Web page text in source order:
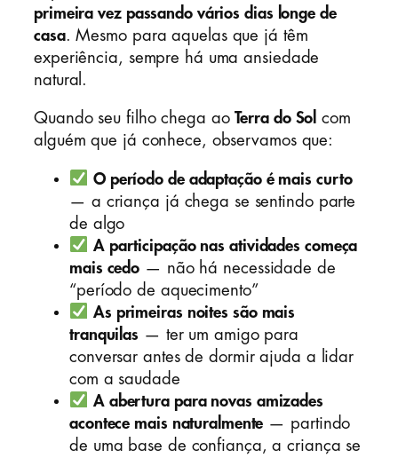
primeira vez passando vários dias longe de
casa. Mesmo para aquelas que já têm
experiência, sempre há uma ansiedade
natural.
Quando seu filho chega aoTerra do Sol com
alguém que já conhece, observamos que:
O período de adaptação é mais curto
— a criança já chega se sentindo parte
de algo
A participação nas atividades começa
mais cedo — não há necessidade de
“período de aquecimento”
As primeiras noites são mais
tranquilas — ter um amigo para
conversar antes de dormir ajuda a lidar
com a saudade
A abertura para novas amizades
acontece mais naturalmente — partindo
de uma base de confiança, a criança se